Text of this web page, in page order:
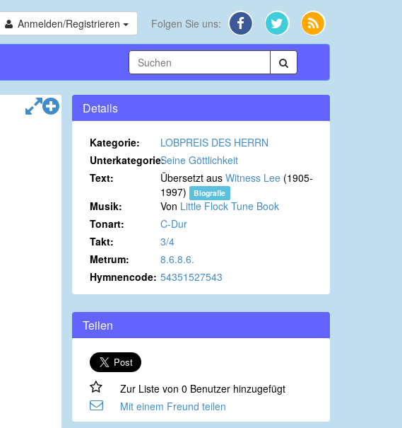
Anmelden/Registrieren Folgen Sie uns:
Details
Kategorie:
LOBPREIS DES HERRN
Unterkategorie:Seine Göttlichkeit
Text:
Übersetzt aus Witness Lee (1905-
1997)
Biografie
Musik: Von Little Flock Tune Book
Tonart:
C-Dur
Takt:
3/4
Metrum:
8.6.8.6.
Hymnencode: 54351527543
Teilen
Zur Liste von 0 Benutzer hinzugefügt
Mit einem Freund teilen